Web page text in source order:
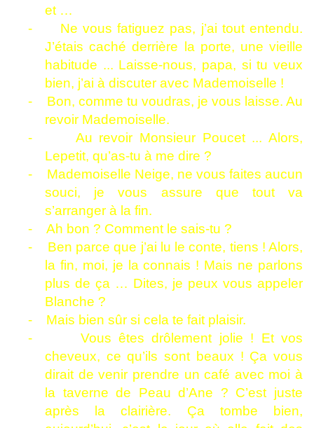
et …
-
Ne vous fatiguez pas, j’ai tout entendu.
J’étais caché derrière la porte, une vieille
habitude ... Laisse-nous, papa, si tu veux
bien, j’ai à discuter avec Mademoiselle !
-
Bon, comme tu voudras, je vous laisse. Au
revoir Mademoiselle.
-
Au revoir Monsieur Poucet ... Alors,
Lepetit, qu’as-tu à me dire ?
-
Mademoiselle Neige, ne vous faites aucun
souci, je vous assure que tout va
s’arranger à la fin.
-
Ah bon ? Comment le sais-tu ?
-
Ben parce que j’ai lu le conte, tiens ! Alors,
la fin, moi, je la connais ! Mais ne parlons
plus de ça … Dites, je peux vous appeler
Blanche ?
-
Mais bien sûr si cela te fait plaisir.
-
Vous êtes drôlement jolie ! Et vos
cheveux, ce qu’ils sont beaux ! Ça vous
dirait de venir prendre un café avec moi à
la taverne de Peau d’Ane ? C’est juste
après la clairière. Ça tombe bien,